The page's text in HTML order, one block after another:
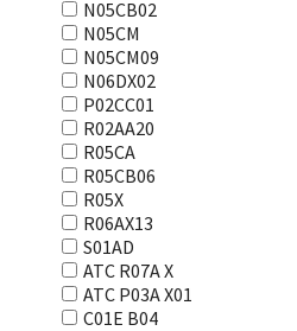
N05CB02
N05CM
N05CM09
N06DX02
P02CC01
R02AA20
R05CA
R05CB06
R05X
R06AX13
S01AD
АТС R07A X
АТС Р03А Х01
С01Е В04